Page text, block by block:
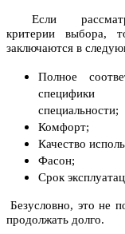
Если
критерии выбора,
заключаются в
Полное
специфики
специальности;
Комфорт;
Качество
Фасон;
Срок
Безусловно, это не
продолжать долго.